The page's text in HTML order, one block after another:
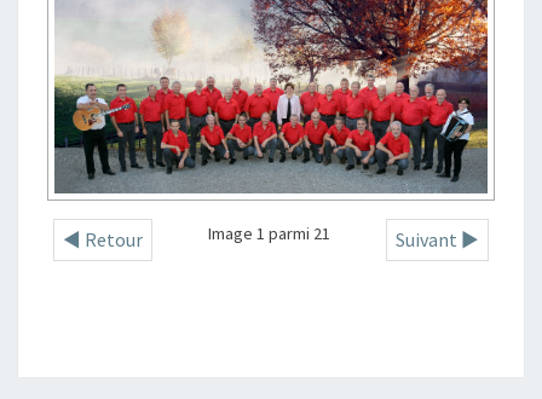
◄ Retour Suivant ►
Image 1 parmi 21